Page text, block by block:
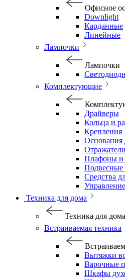
Офисное
Downlight
Карданные
Линейные
Лампочки
Лампочки
Комплектующие
Драйверы
Кольца и
Крепления
Основания
Плафоны и
Подвесные
Средства
Техника для дома
Техника для дома
Встраиваемая техника
Вытяжки
Варочные
Шкафы